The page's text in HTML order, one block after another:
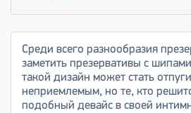
Среди всего разнообразия
заметить презервативы с
такой дизайн может стать
неприемлемым, но те, кто
подобный девайс в своей